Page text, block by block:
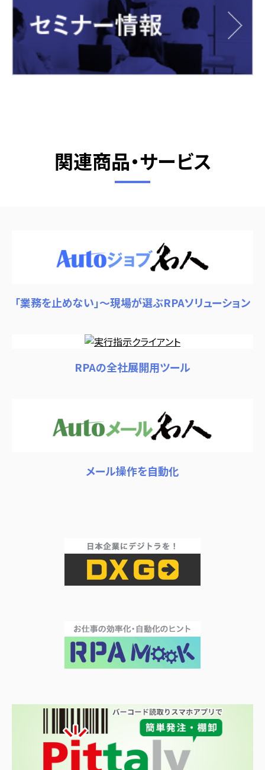
関連商品・サービス
「業務を止めない」～現場が選ぶRPAソリューション
RPAの全社展開用ツール
メール操作を自動化